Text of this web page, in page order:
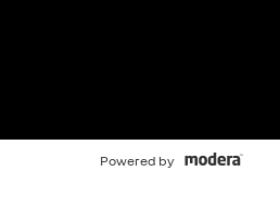
Powered by